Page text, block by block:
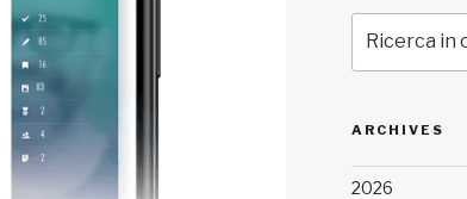
ARCHIVES
2026